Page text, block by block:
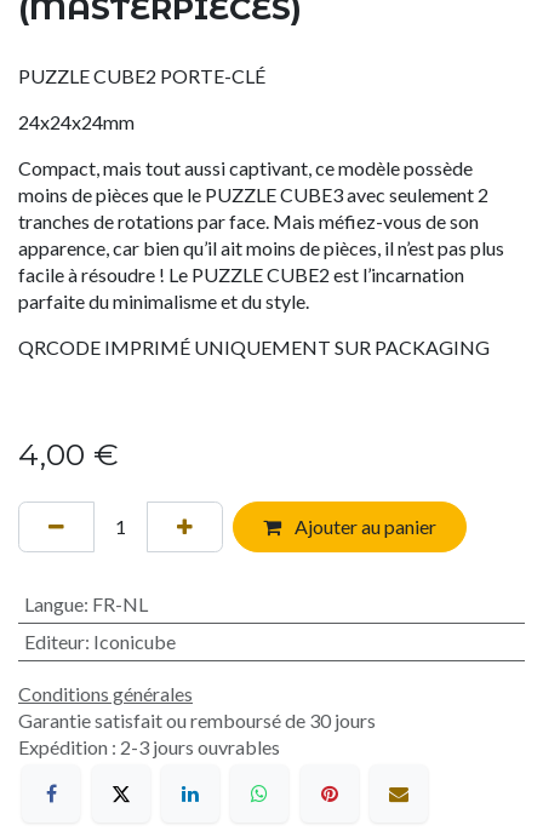
(MASTERPIECES)
PUZZLE CUBE2 PORTE-CLÉ
24x24x24mm
Compact, mais tout aussi captivant, ce modèle possède
moins de pièces que le PUZZLE CUBE3 avec seulement 2
tranches de rotations par face. Mais méfiez-vous de son
apparence, car bien qu’il ait moins de pièces, il n’est pas plus
facile à résoudre ! Le PUZZLE CUBE2 est l’incarnation
parfaite du minimalisme et du style.
QRCODE IMPRIMÉ UNIQUEMENT SUR PACKAGING
4,00 €
Ajouter au panier
Langue: FR-NL
Editeur: Iconicube
Conditions générales
Garantie satisfait ou remboursé de 30 jours
Expédition : 2-3 jours ouvrables